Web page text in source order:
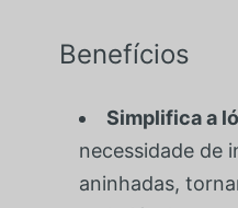
Benefícios
Simplifica a
necessidade de
aninhadas,